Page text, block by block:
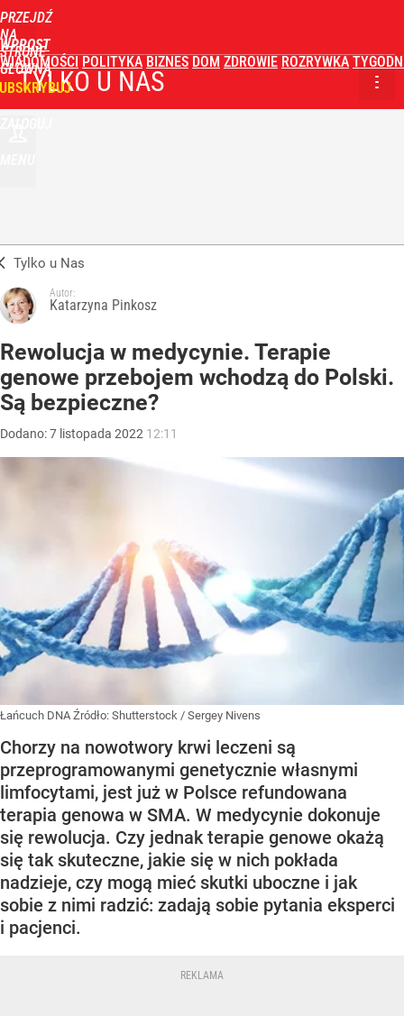
PRZEJDŹ
NA
STRONĘ
GŁÓWNĄ
WPROST
WIADOMOŚCI POLITYKA BIZNES DOM ZDROWIE ROZRYWKA
TYLKO U NAS
Tylko u Nas
Autor:
Katarzyna Pinkosz
Rewolucja w medycynie. Terapie
genowe przebojem wchodzą do Polski.
Są bezpieczne?
Dodano:7 listopada 2022 12:11
Łańcuch DNA Źródło: Shutterstock / Sergey Nivens
Chorzy na nowotwory krwi leczeni są
przeprogramowanymi genetycznie własnymi
limfocytami, jest już w Polsce refundowana
terapia genowa w SMA. W medycynie dokonuje
się rewolucja. Czy jednak terapie genowe okażą
się tak skuteczne, jakie się w nich pokłada
nadzieje, czy mogą mieć skutki uboczne i jak
sobie z nimi radzić: zadają sobie pytania eksperci
i pacjenci.